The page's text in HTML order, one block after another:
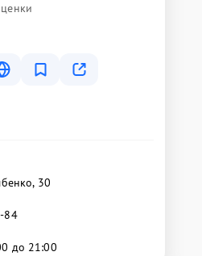
30
84
до 21:00